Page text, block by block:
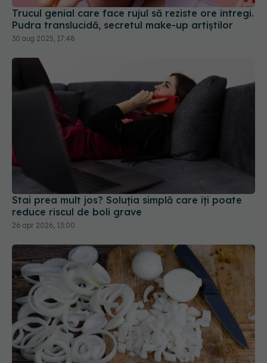
Trucul genial care face rujul să reziste ore întregi.
Pudra translucidă, secretul make-up artiștilor
30 aug 2025, 17:48
Stai prea mult jos? Soluția simplă care îți poate
reduce riscul de boli grave
26 apr 2026, 13:00